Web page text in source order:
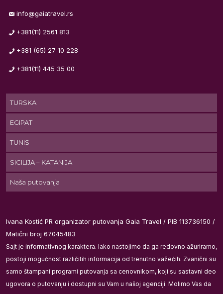
info@gaiatravel.rs
+381(11) 2561 813
+381 (65) 27 10 228
+381(11) 445 35 00
TURSKA
EGIPAT
TUNIS
SICILIJA – KATANIJA
Naša putovanja
Ivana Kostić PR organizator putovanja Gaia Travel / PIB 113736150 /
Matični broj 67045483
Sajt je informativnog karaktera. Iako nastojimo da ga redovno ažuriramo,
postoji mogućnost različitih informacija od trenutno važećih. Zvanični su
samo štampani programi putovanja sa cenovnikom, koji su sastavni deo
ugovora o putovanju i dostupni su Vam u našoj agenciji. Molimo Vas da